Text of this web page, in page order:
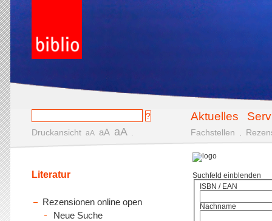
Aktuelles
Druckansicht aA aA aA Fachstellen
Suchfeld einblenden
ISBN / EAN
Nachname
Literatur
Rezensionen online open
Neue Suche